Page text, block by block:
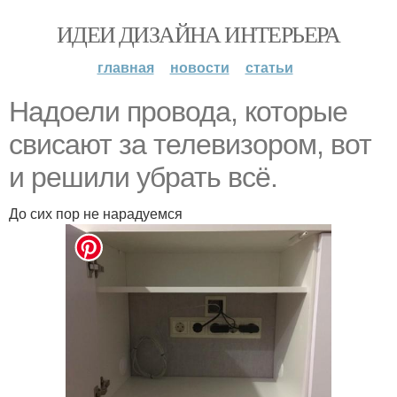
ИДЕИ ДИЗАЙНА ИНТЕРЬЕРА
главная новости статьи
Надоели провода, которые
свисают за телевизором, вот
и решили убрать всё.
До сих пор не нарадуемся